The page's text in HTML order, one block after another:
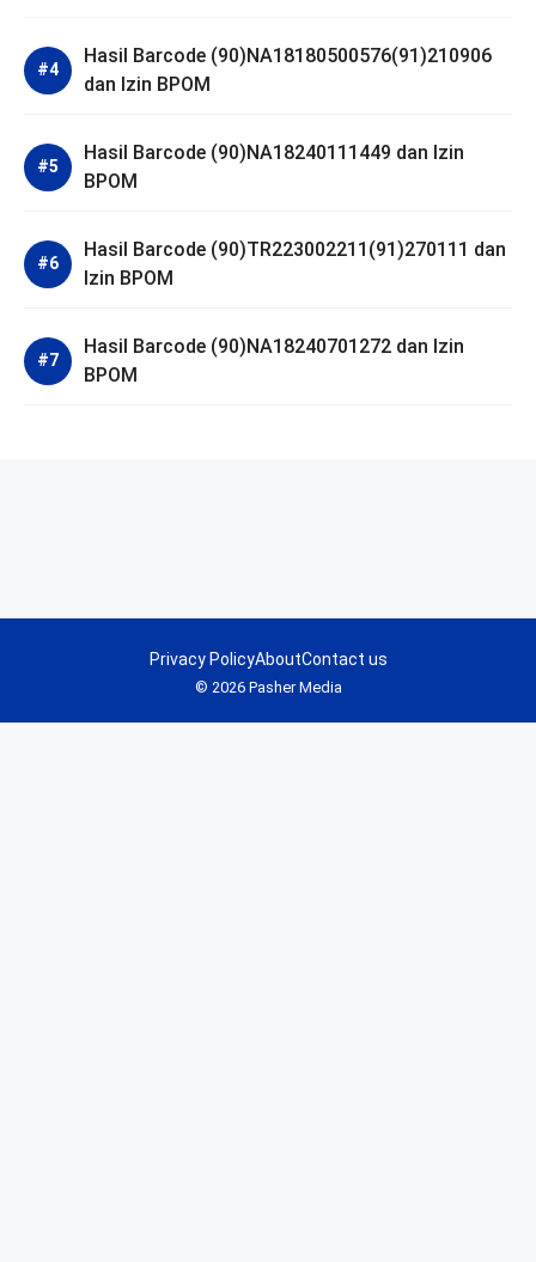
Hasil Barcode (90)NA18180500576(91)210906
dan Izin BPOM
Hasil Barcode (90)NA18240111449 dan Izin
BPOM
Hasil Barcode (90)TR223002211(91)270111 dan
Izin BPOM
Hasil Barcode (90)NA18240701272 dan Izin
BPOM
© 2026 Pasher Media
Privacy PolicyAboutContact us